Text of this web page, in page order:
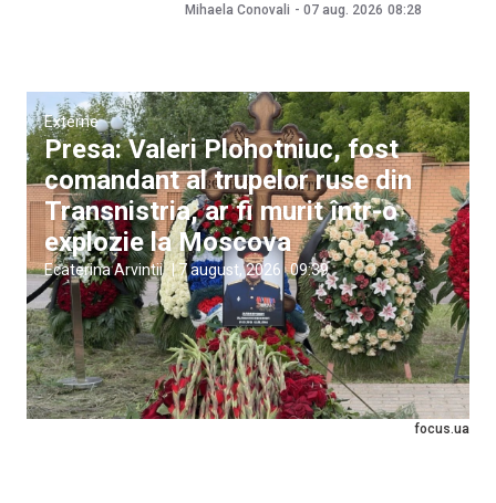
Mihaela Conovali - 07 aug. 2026 08:28
focus.ua
Externe
Presa: Valeri Plohotniuc, fost
comandant al trupelor ruse din
Transnistria, ar fi murit într-o
explozie la Moscova
Ecaterina Arvintii | 7 august, 2026 09:39